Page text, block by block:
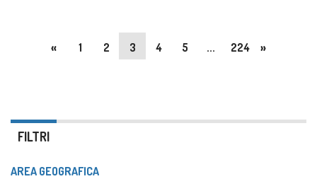
« 1 2 3 4 5 ... 224 »
FILTRI
AREA GEOGRAFICA